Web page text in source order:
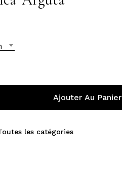
Ajouter Au Panier
les catégories